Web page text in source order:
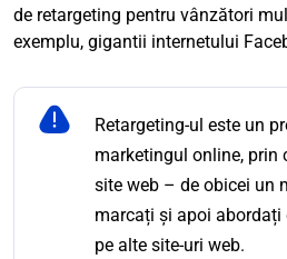
de retargeting pentru vânzători
exemplu, gigantii internetului
Retargeting-ul este un
marketingul online, prin
site web – de obicei un
marcați și apoi
pe alte site-uri web.